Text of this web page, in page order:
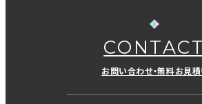
CONTACT
お問い合わせ・無料お見積